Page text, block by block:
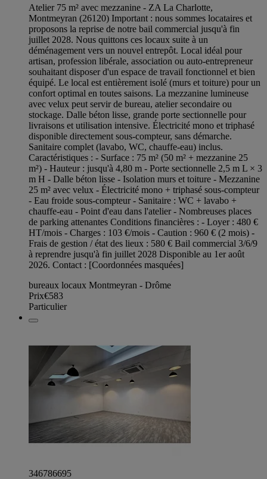
Atelier 75 m² avec mezzanine - ZA La Charlotte,
Montmeyran (26120) Important : nous sommes locataires et
proposons la reprise de notre bail commercial jusqu'à fin
juillet 2028. Nous quittons ces locaux suite à un
déménagement vers un nouvel entrepôt. Local idéal pour
artisan, profession libérale, association ou auto-entrepreneur
souhaitant disposer d'un espace de travail fonctionnel et bien
équipé. Le local est entièrement isolé (murs et toiture) pour un
confort optimal en toutes saisons. La mezzanine lumineuse
avec velux peut servir de bureau, atelier secondaire ou
stockage. Dalle béton lisse, grande porte sectionnelle pour
livraisons et utilisation intensive. Électricité mono et triphasé
disponible directement sous-compteur, sans démarche.
Sanitaire complet (lavabo, WC, chauffe-eau) inclus.
Caractéristiques : - Surface : 75 m² (50 m² + mezzanine 25
m²) - Hauteur : jusqu'à 4,80 m - Porte sectionnelle 2,5 m L × 3
m H - Dalle béton lisse - Isolation murs et toiture - Mezzanine
25 m² avec velux - Électricité mono + triphasé sous-compteur
- Eau froide sous-compteur - Sanitaire : WC + lavabo +
chauffe-eau - Point d'eau dans l'atelier - Nombreuses places
de parking attenantes Conditions financières : - Loyer : 480 €
HT/mois - Charges : 103 €/mois - Caution : 960 € (2 mois) -
Frais de gestion / état des lieux : 580 € Bail commercial 3/6/9
à reprendre jusqu'à fin juillet 2028 Disponible au 1er août
2026. Contact : [Coordonnées masquées]
bureaux locaux Montmeyran - Drôme
Prix€583
Particulier
346786695